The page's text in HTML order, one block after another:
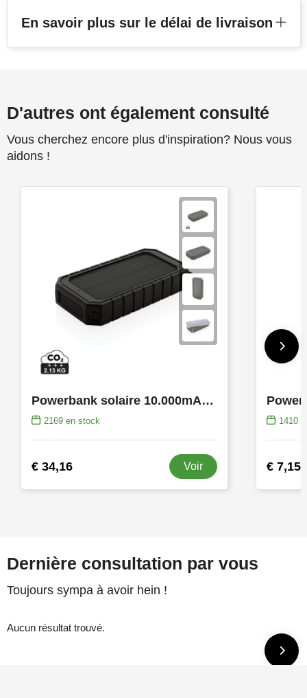
En savoir plus sur le délai de livraison
D'autres ont également consulté
Vous cherchez encore plus d'inspiration? Nous vous
aidons !
Powerbank solaire 10.000mAh et 10W en plastique recyclé RCS
2169en stock
€ 34,16 Voir
1410
€ 7,15
Dernière consultation par vous
Toujours sympa à avoir hein !
Aucun résultat trouvé.